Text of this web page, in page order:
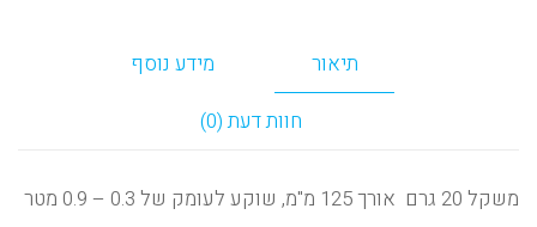
תיאור
מידע נוסף
חוות דעת (0)
משקל 20 גרם אורך 125 מ"מ, שוקע לעומק של 0.3 – 0.9 מטר